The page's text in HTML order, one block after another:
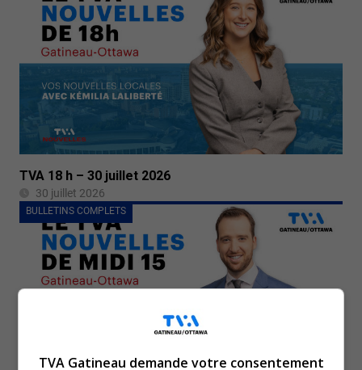
TVA 18 h – 30 juillet 2026
30 juillet 2026
BULLETINS COMPLETS
TVA Gatineau demande votre consentement